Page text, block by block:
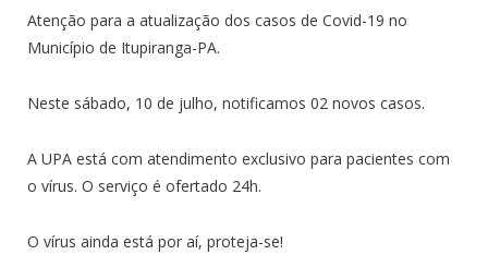
Atenção para a atualização dos casos de Covid-19 no
Município de Itupiranga-PA.
Neste sábado, 10 de julho, notificamos 02 novos casos.
A UPA está com atendimento exclusivo para pacientes com
o vírus. O serviço é ofertado 24h.
O vírus ainda está por aí, proteja-se!